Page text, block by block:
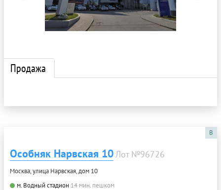
Продажа
B
Особняк Нарвская 10Лот №96726
Москва, улица Нарвская, дом 10
м. Водный стадион 14 мин. пешком